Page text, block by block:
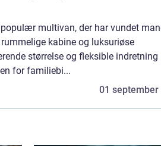
multivan, der har vundet
kabine og luksuriøse
størrelse og fleksible indretning
for familiebi...
01 september